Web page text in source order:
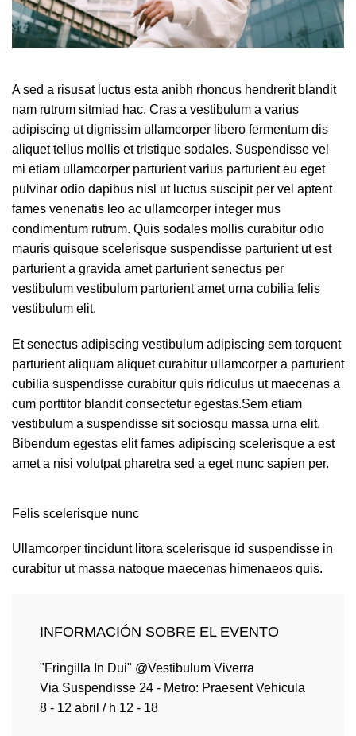
A sed a risusat luctus esta anibh rhoncus hendrerit blandit
nam rutrum sitmiad hac. Cras a vestibulum a varius
adipiscing ut dignissim ullamcorper libero fermentum dis
aliquet tellus mollis et tristique sodales. Suspendisse vel
mi etiam ullamcorper parturient varius parturient eu eget
pulvinar odio dapibus nisl ut luctus suscipit per vel aptent
fames venenatis leo ac ullamcorper integer mus
condimentum rutrum. Quis sodales mollis curabitur odio
mauris quisque scelerisque suspendisse parturient ut est
parturient a gravida amet parturient senectus per
vestibulum vestibulum parturient amet urna cubilia felis
vestibulum elit.
Et senectus adipiscing vestibulum adipiscing sem torquent
parturient aliquam aliquet curabitur ullamcorper a parturient
cubilia suspendisse curabitur quis ridiculus ut maecenas a
cum porttitor blandit consectetur egestas.Sem etiam
vestibulum a suspendisse sit sociosqu massa urna elit.
Bibendum egestas elit fames adipiscing scelerisque a est
amet a nisi volutpat pharetra sed a eget nunc sapien per.
Felis scelerisque nunc
Ullamcorper tincidunt litora scelerisque id suspendisse in
curabitur ut massa natoque maecenas himenaeos quis.
INFORMACIÓN SOBRE EL EVENTO
"Fringilla In Dui" @Vestibulum Viverra
Via Suspendisse 24 - Metro: Praesent Vehicula
8 - 12 abril / h 12 - 18